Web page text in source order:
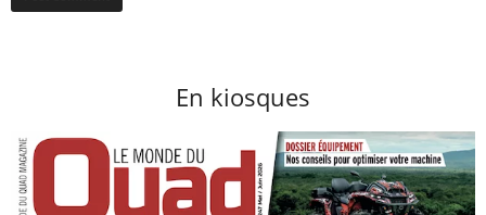
En kiosques